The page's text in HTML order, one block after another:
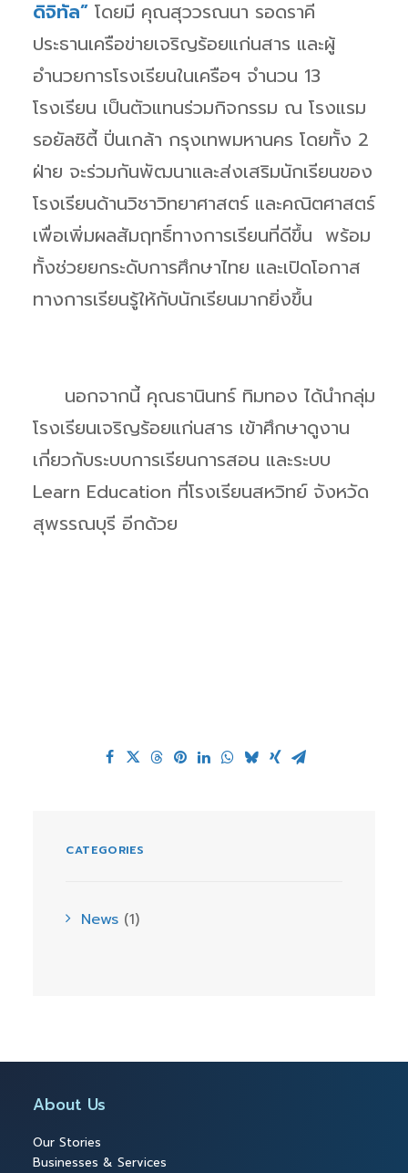
ดิจิทัล” โดยมี คุณสุววรณนา รอดราคี
ประธานเครือข่ายเจริญร้อยแก่นสาร และผู้
อำนวยการโรงเรียนในเครือฯ จำนวน 13
โรงเรียน เป็นตัวแทนร่วมกิจกรรม ณ โรงแรม
รอยัลซิตี้ ปิ่นเกล้า กรุงเทพมหานคร โดยทั้ง 2
ฝ่าย จะร่วมกันพัฒนาและส่งเสริมนักเรียนของ
โรงเรียนด้านวิชาวิทยาศาสตร์ และคณิตศาสตร์
เพื่อเพิ่มผลสัมฤทธิ์ทางการเรียนที่ดีขึ้น พร้อม
ทั้งช่วยยกระดับการศึกษาไทย และเปิดโอกาส
ทางการเรียนรู้ให้กับนักเรียนมากยิ่งขึ้น
นอกจากนี้ คุณธานินทร์ ทิมทอง ได้นำกลุ่ม
โรงเรียนเจริญร้อยแก่นสาร เข้าศึกษาดูงาน
เกี่ยวกับระบบการเรียนการสอน และระบบ
Learn Education ที่โรงเรียนสหวิทย์ จังหวัด
สุพรรณบุรี อีกด้วย
CATEGORIES
News (1)
About Us
Our Stories
Businesses & Services